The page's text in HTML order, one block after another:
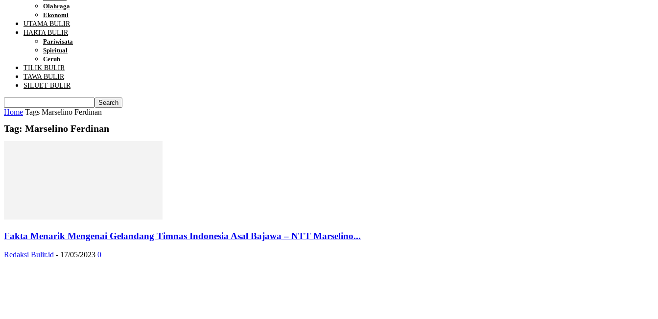
Olahraga
Ekonomi
UTAMA BULIR
HARTA BULIR
Pariwisata
Spiritual
Ceruh
TILIK BULIR
TAWA BULIR
SILUET BULIR
Home Tags Marselino Ferdinan
Tag: Marselino Ferdinan
Fakta Menarik Mengenai Gelandang Timnas Indonesia Asal Bajawa – NTT Marselino...
Redaksi Bulir.id - 17/05/2023 0